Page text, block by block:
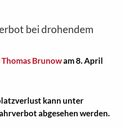
bei drohendem
Brunowam 8. April
kann unter
abgesehen werden.